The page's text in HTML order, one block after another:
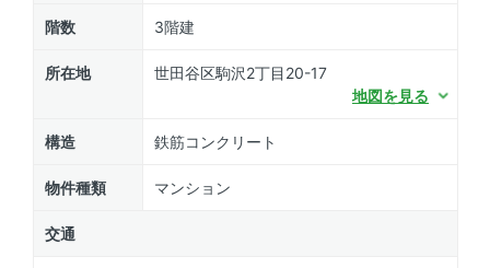
階数 3階建
所在地
世田谷区駒沢2丁目20-17
地図を見る
構造 鉄筋コンクリート
物件種類 マンション
交通